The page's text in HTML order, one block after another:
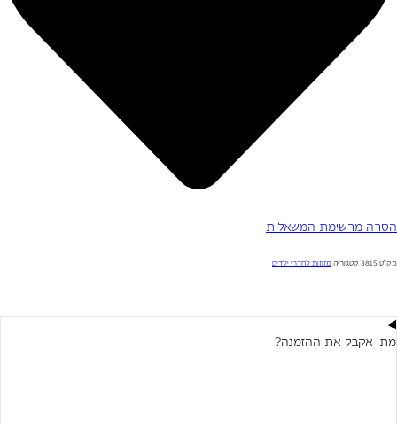
הסרה מרשימת המשאלות
מק"ט 3815 קטגוריה מזוזות לחדרי ילדים
מתי אקבל את ההזמנה?